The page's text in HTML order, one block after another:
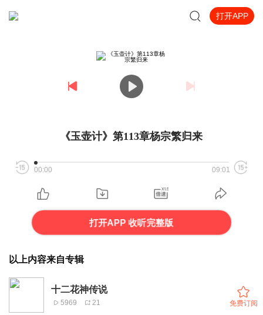
打开APP
《玉壶计》第113章杨宗繁归来
00:00 09:01
打开APP 收听完整版
以上内容来自专辑
十二花神传说
5969 21 免费订阅